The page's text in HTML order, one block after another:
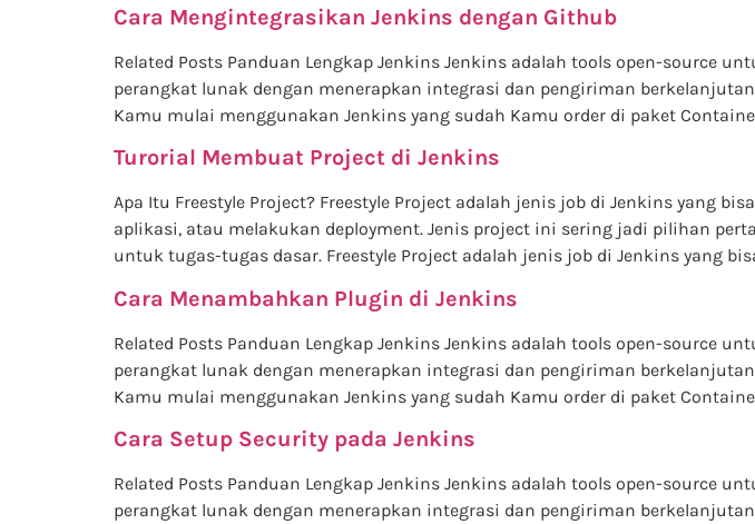
Cara Mengintegrasikan Jenkins dengan Github
Related Posts Panduan Lengkap Jenkins Jenkins adalah tools open-source
perangkat lunak dengan menerapkan integrasi dan pengiriman
Kamu mulai menggunakan Jenkins yang sudah Kamu order di paket
Turorial Membuat Project di Jenkins
Apa Itu Freestyle Project? Freestyle Project adalah jenis job di Jenkins yang
aplikasi, atau melakukan deployment. Jenis project ini sering jadi pilihan
untuk tugas-tugas dasar. Freestyle Project adalah jenis job di Jenkins yang
Cara Menambahkan Plugin di Jenkins
Related Posts Panduan Lengkap Jenkins Jenkins adalah tools open-source
perangkat lunak dengan menerapkan integrasi dan pengiriman
Kamu mulai menggunakan Jenkins yang sudah Kamu order di paket
Cara Setup Security pada Jenkins
Related Posts Panduan Lengkap Jenkins Jenkins adalah tools open-source
perangkat lunak dengan menerapkan integrasi dan pengiriman